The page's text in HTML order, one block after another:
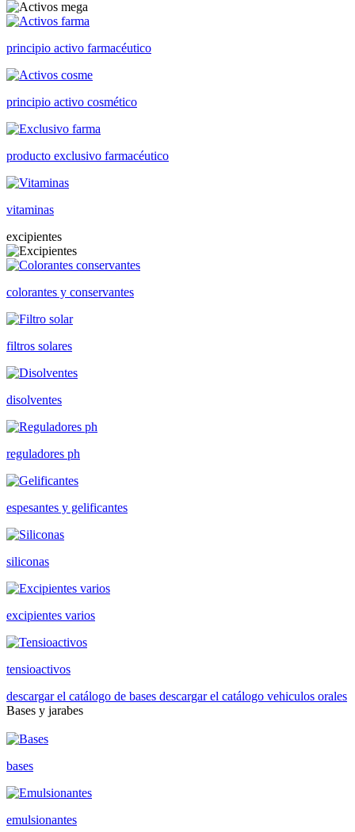
principio activo farmacéutico
principio activo cosmético
producto exclusivo farmacéutico
vitaminas
excipientes
colorantes y conservantes
filtros solares
disolventes
reguladores ph
espesantes y gelificantes
siliconas
excipientes varios
tensioactivos
descargar el catálogo de bases descargar el catálogo vehiculos orales
Bases y jarabes
bases
emulsionantes